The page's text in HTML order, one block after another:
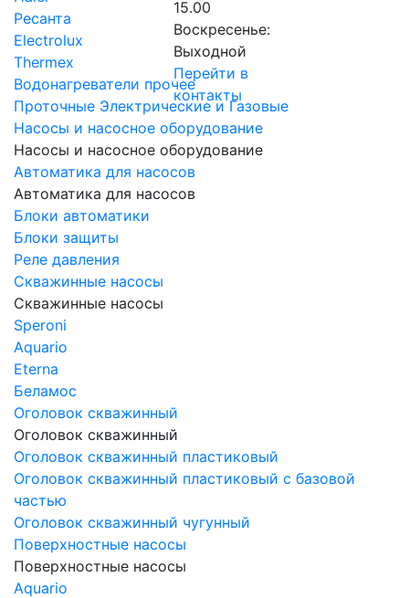
15.00
Воскресенье:
Выходной
Перейти в
контакты
Ресанта
Electrolux
Thermex
Водонагреватели прочее
Проточные Электрические и Газовые
Насосы и насосное оборудование
Насосы и насосное оборудование
Автоматика для насосов
Автоматика для насосов
Блоки автоматики
Блоки защиты
Реле давления
Скважинные насосы
Скважинные насосы
Speroni
Aquario
Eterna
Беламос
Оголовок скважинный
Оголовок скважинный
Оголовок скважинный пластиковый
Оголовок скважинный пластиковый с базовой
частью
Оголовок скважинный чугунный
Поверхностные насосы
Поверхностные насосы
Aquario